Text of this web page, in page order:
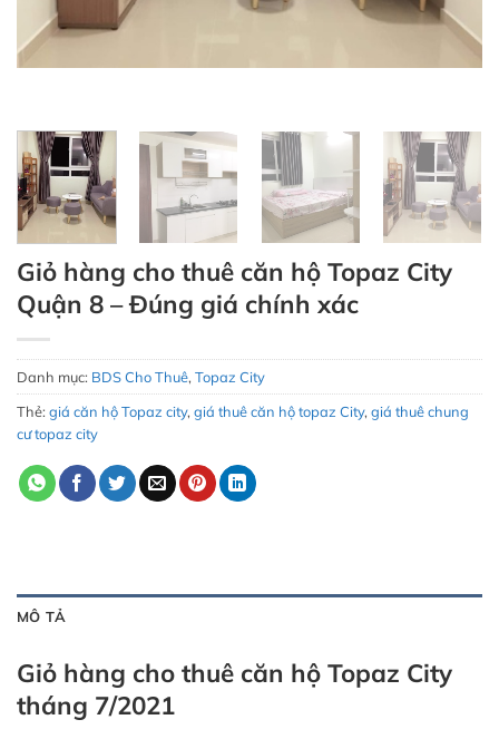
Giỏ hàng cho thuê căn hộ Topaz City
Quận 8 – Đúng giá chính xác
Danh mục: BDS Cho Thuê, Topaz City
Thẻ: giá căn hộ Topaz city, giá thuê căn hộ topaz City, giá thuê chung
cư topaz city
MÔ TẢ
Giỏ hàng cho thuê căn hộ Topaz City
tháng 7/2021